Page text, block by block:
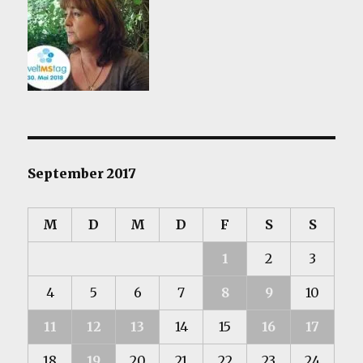
September 2017
M D M D F S S
1 2 3
4 5 6 7 8 9 10
11 12 13 14 15 16 17